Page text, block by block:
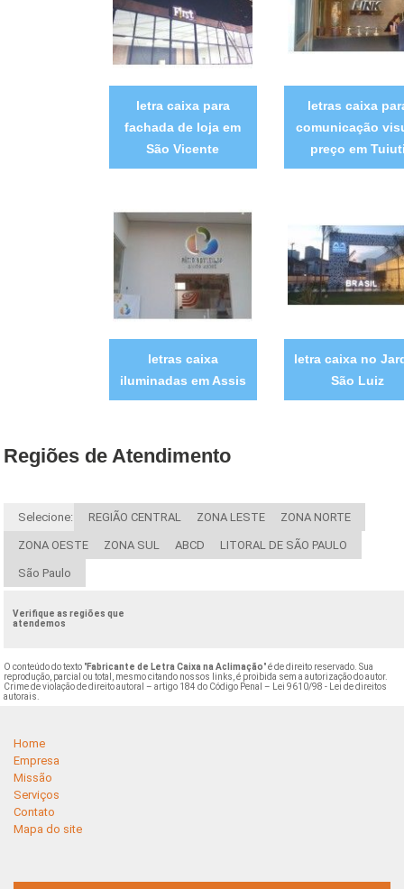
letra caixa para
fachada de loja em
São Vicente
letras caixa
comunicação
preço em
letras caixa
iluminadas em Assis
letra caixa no
São Luiz
Regiões de Atendimento
Selecione: REGIÃO CENTRAL ZONA LESTE ZONA NORTE
ZONA OESTE ZONA SUL ABCD LITORAL DE SÃO PAULO
São Paulo
Verifique as regiões que
atendemos
O conteúdo do texto "Fabricante de Letra Caixa na Aclimação" é de direito reservado. Sua
reprodução, parcial ou total, mesmo citando nossos links, é proibida sem a autorização do autor.
Crime de violação de direito autoral – artigo 184 do Código Penal – Lei 9610/98 - Lei de direitos
autorais.
Home
Empresa
Missão
Serviços
Contato
Mapa do site